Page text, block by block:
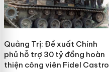
Quảng Trị: Đề xuất Chính
phủ hỗ trợ 30 tỷ đồng hoàn
thiện công viên Fidel Castro